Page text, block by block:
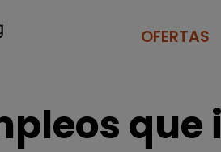
OFERTAS